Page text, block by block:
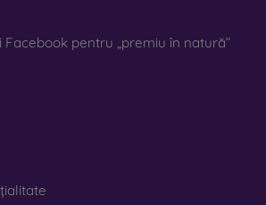
pentru „premiu în natură”